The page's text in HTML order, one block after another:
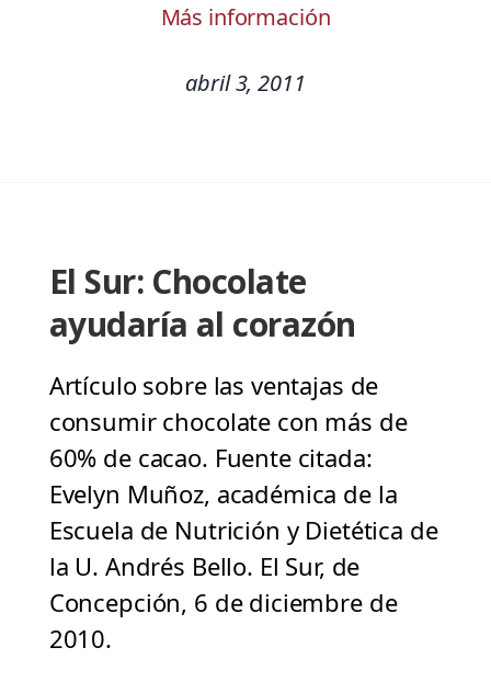
Más información
abril 3, 2011
El Sur: Chocolate
ayudaría al corazón
Artículo sobre las ventajas de
consumir chocolate con más de
60% de cacao. Fuente citada:
Evelyn Muñoz, académica de la
Escuela de Nutrición y Dietética de
la U. Andrés Bello. El Sur, de
Concepción, 6 de diciembre de
2010.